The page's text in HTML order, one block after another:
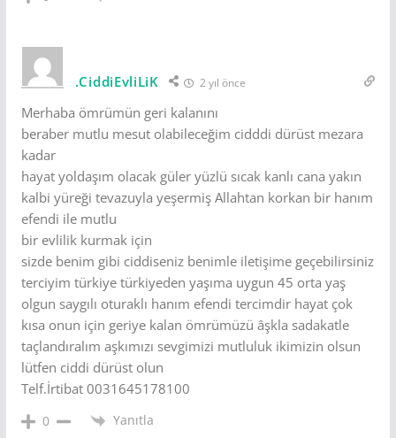
.CiddiEvliLiK 2 yıl önce
Merhaba ömrümün geri kalanını
beraber mutlu mesut olabileceğim cidddi dürüst mezara
kadar
hayat yoldaşım olacak güler yüzlü sıcak kanlı cana yakın
kalbi yüreği tevazuyla yeşermiş Allahtan korkan bir hanım
efendi ile mutlu
bir evlilik kurmak için
sizde benim gibi ciddiseniz benimle iletişime geçebilirsiniz
terciyim türkiye türkiyeden yaşıma uygun 45 orta yaş
olgun saygılı oturaklı hanım efendi tercimdir hayat çok
kısa onun için geriye kalan ömrümüzü âşkla sadakatle
taçlandıralım aşkımızı sevgimizi mutluluk ikimizin olsun
lütfen ciddi dürüst olun
Telf.İrtibat 0031645178100
0 Yanıtla